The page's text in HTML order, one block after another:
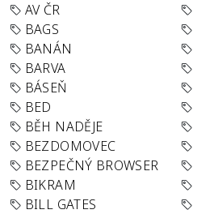
AV ČR
BAGS
BANÁN
BARVA
BÁSEŇ
BED
BĚH NADĚJE
BEZDOMOVEC
BEZPEČNÝ BROWSER
BIKRAM
BILL GATES